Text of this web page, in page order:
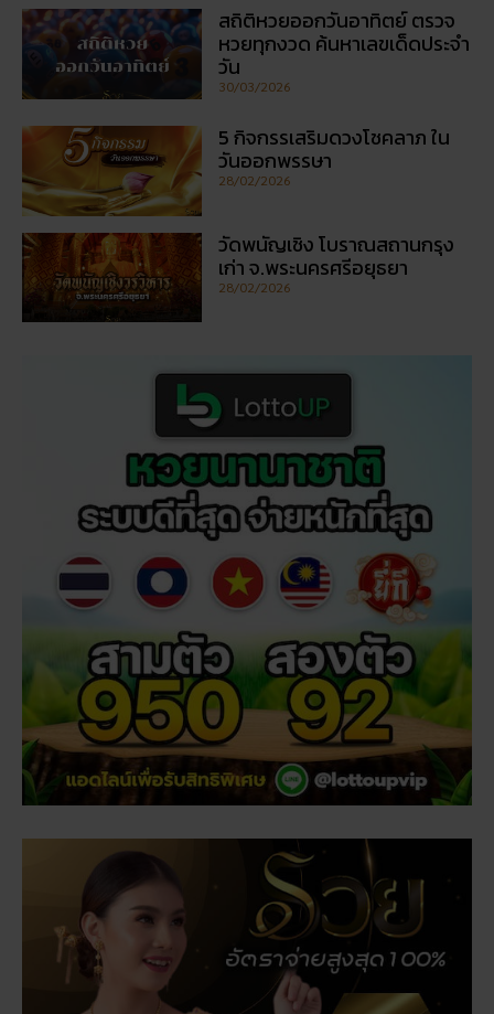
28/02/2026
วัดพนัญเชิง โบราณสถานกรุง
28/02/2026